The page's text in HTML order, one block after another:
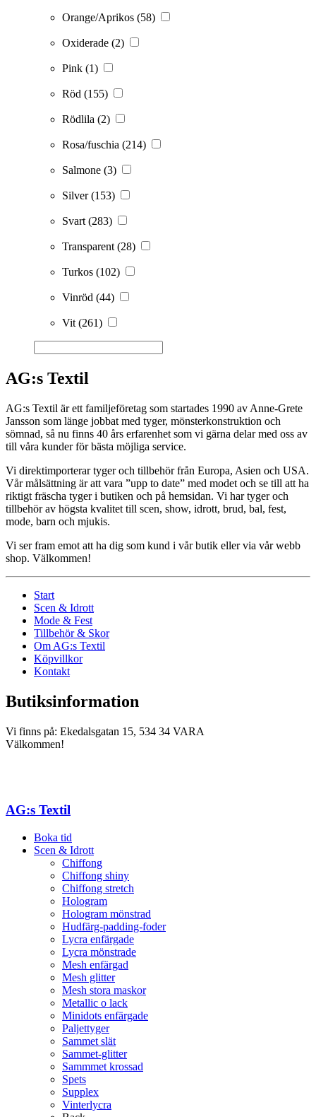
Orange/Aprikos (58)
Oxiderade (2)
Pink (1)
Röd (155)
Rödlila (2)
Rosa/fuschia (214)
Salmone (3)
Silver(153)
Svart (283)
Transparent (28)
Turkos (102)
Vinröd (44)
Vit (261)
AG:s Textil
AG:s Textil är ett familjeföretag som startades 1990 av Anne-Grete
Jansson som länge jobbat med tyger, mönsterkonstruktion och
sömnad, så nu finns 40 års erfarenhet som vi gärna delar med oss av
till våra kunder för bästa möjliga service.
Vi direktimporterar tyger och tillbehör från Europa, Asien och USA.
Vår målsättning är att vara ”upp to date” med modet och se till att ha
riktigt fräscha tyger i butiken och på hemsidan. Vi har tyger och
tillbehör av högsta kvalitet till scen, show, idrott, brud, bal, fest,
mode, barn och mjukis.
Vi ser fram emot att ha dig som kund i vår butik eller via vår webb
shop. Välkommen!
Start
Scen & Idrott
Mode & Fest
Tillbehör & Skor
Om AG:s Textil
Köpvillkor
Kontakt
Butiksinformation
Vi finns på: Ekedalsgatan 15, 534 34 VARA
Välkommen!
AG:s Textil
Boka tid
Scen & Idrott
Chiffong
Chiffong shiny
Chiffong stretch
Hologram
Hologram mönstrad
Hudfärg-padding-foder
Lycra enfärgade
Lycra mönstrade
Mesh enfärgad
Mesh glitter
Mesh stora maskor
Metallic o lack
Minidots enfärgade
Paljettyger
Sammet slät
Sammet-glitter
Sammmet krossad
Spets
Supplex
Vinterlycra